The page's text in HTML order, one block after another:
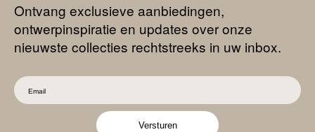
Ontvang exclusieve aanbiedingen,
ontwerpinspiratie en updates over onze
nieuwste collecties rechtstreeks in uw inbox.
Versturen